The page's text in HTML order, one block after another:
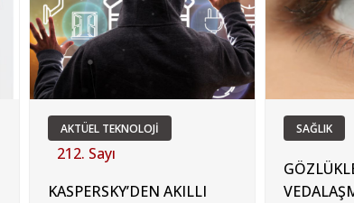
AKTÜEL TEKNOLOJİ
212. Sayı
KASPERSKY’DEN AKILLI
SAĞLIK